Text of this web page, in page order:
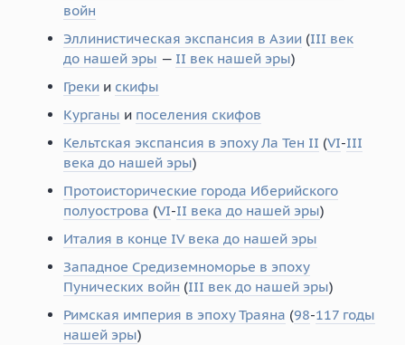
войн
Эллинистическая экспансия в Азии (III век
до нашей эры — II век нашей эры)
Греки и скифы
Курганы и поселения скифов
Кельтская экспансия в эпоху Ла Тен II (VI-III
века до нашей эры)
Протоисторические города Иберийского
полуострова (VI-II века до нашей эры)
Италия в конце IV века до нашей эры
Западное Средиземноморье в эпоху
Пунических войн (III век до нашей эры)
Римская империя в эпоху Траяна (98-117 годы
нашей эры)